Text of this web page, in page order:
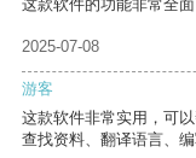
这款软件的功能非常全
2025-07-08
游客
这款软件非常实用，可
查找资料、翻译语言、编